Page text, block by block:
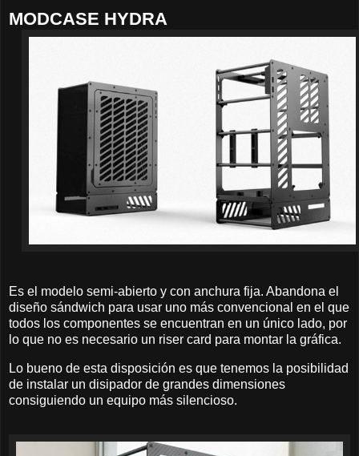
MODCASE HYDRA
Es el modelo semi-abierto y con anchura fija. Abandona el
diseño sándwich para usar uno más convencional en el que
todos los componentes se encuentran en un único lado, por
lo que no es necesario un riser card para montar la gráfica.
Lo bueno de esta disposición es que tenemos la posibilidad
de instalar un disipador de grandes dimensiones
consiguiendo un equipo más silencioso.